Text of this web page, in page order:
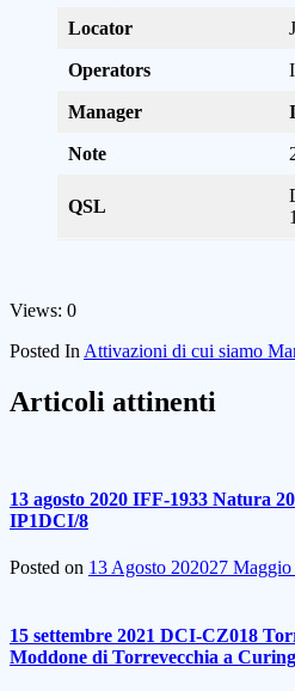
Locator
Operators
Manager
Note
QSL
Views: 0
Posted In Attivazioni di cui siamo
Articoli attinenti
13 agosto 2020 IFF-1933 Natura
IP1DCI/8
Posted on 13 Agosto 202027
15 settembre 2021 DCI-CZ018
Moddone di Torrevecchia a